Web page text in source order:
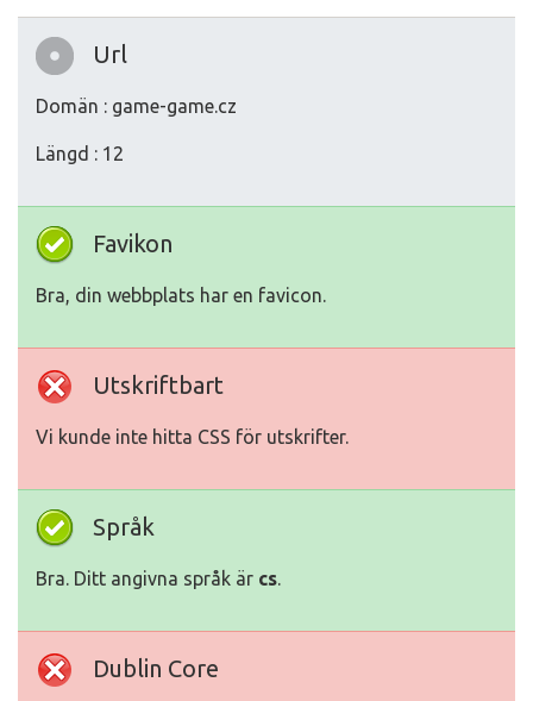
Url
Domän : game-game.cz
Längd : 12
Favikon
Bra, din webbplats har en favicon.
Utskriftbart
Vi kunde inte hitta CSS för utskrifter.
Språk
Bra. Ditt angivna språk är cs.
Dublin Core